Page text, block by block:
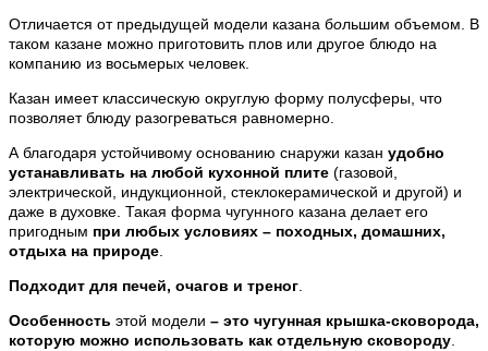
Отличается от предыдущей модели казана большим объемом. В
таком казане можно приготовить плов или другое блюдо на
компанию из восьмерых человек.
Казан имеет классическую округлую форму полусферы, что
позволяет блюду разогреваться равномерно.
А благодаря устойчивому основанию снаружи казан удобно
устанавливать на любой кухонной плите (газовой,
электрической, индукционной, стеклокерамической и другой) и
даже в духовке. Такая форма чугунного казана делает его
пригодным при любых условиях – походных, домашних,
отдыха на природе.
Подходит для печей, очагов и треног.
Особенность этой модели – это чугунная крышка-сковорода,
которую можно использовать как отдельную сковороду.